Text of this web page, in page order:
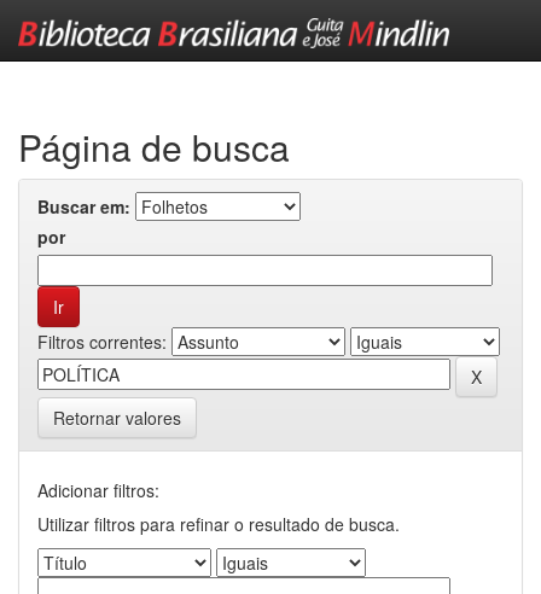
Página de busca
Buscar em:
por
Filtros correntes:
Retornar valores
Adicionar filtros:
Utilizar filtros para refinar o resultado de busca.